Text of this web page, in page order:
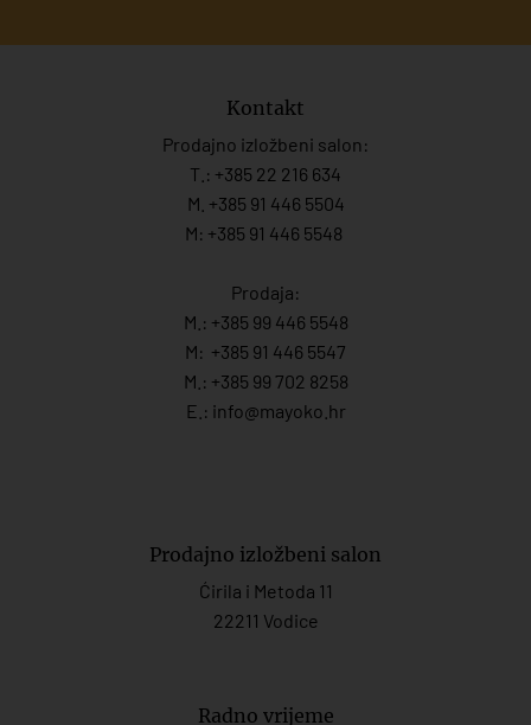
Kontakt
Prodajno izložbeni salon:
T.: +385 22 216 634
M. +385 91 446 5504
M: +385 91 446 5548
Prodaja:
M.: +385 99 446 5548
M: +385 91 446 5547
M.: +385 99 702 8258
E.: info@mayoko. hr
Prodajno izložbeni salon
Ćirila i Metoda 11
22211 Vodice
Radno vrijeme